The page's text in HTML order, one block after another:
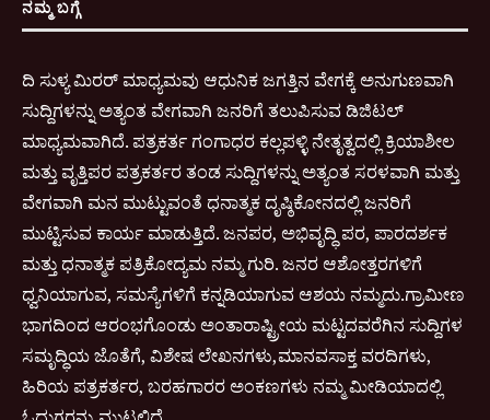
ನಮ್ಮ ಬಗ್ಗೆ
ದಿ ಸುಳ್ಯ ಮಿರರ್ ಮಾಧ್ಯಮವು ಆಧುನಿಕ ಜಗತ್ತಿನ ವೇಗಕ್ಕೆ ಅನುಗುಣವಾಗಿ
ಸುದ್ದಿಗಳನ್ನು ಅತ್ಯಂತ ವೇಗವಾಗಿ ಜನರಿಗೆ ತಲುಪಿಸುವ ಡಿಜಿಟಲ್
ಮಾಧ್ಯಮವಾಗಿದೆ. ಪತ್ರಕರ್ತ ಗಂಗಾಧರ ಕಲ್ಲಪಳ್ಳಿ ನೇತೃತ್ವದಲ್ಲಿ ಕ್ರಿಯಾಶೀಲ
ಮತ್ತು ವೃತ್ತಿಪರ ಪತ್ರಕರ್ತರ ತಂಡ ಸುದ್ದಿಗಳನ್ನು ಅತ್ಯಂತ ಸರಳವಾಗಿ ಮತ್ತು
ವೇಗವಾಗಿ ಮನ ಮುಟ್ಟುವಂತೆ ಧನಾತ್ಮಕ ದೃಷ್ಠಿಕೋನದಲ್ಲಿ ಜನರಿಗೆ
ಮುಟ್ಟಿಸುವ ಕಾರ್ಯ ಮಾಡುತ್ತಿದೆ. ಜನಪರ, ಅಭಿವೃದ್ಧಿ ಪರ, ಪಾರದರ್ಶಕ
ಮತ್ತು ಧನಾತ್ಮಕ ಪತ್ರಿಕೋದ್ಯಮ ನಮ್ಮ ಗುರಿ. ಜನರ ಆಶೋತ್ತರಗಳಿಗೆ
ಧ್ವನಿಯಾಗುವ, ಸಮಸ್ಯೆಗಳಿಗೆ ಕನ್ನಡಿಯಾಗುವ ಆಶಯ ನಮ್ಮದು.ಗ್ರಾಮೀಣ
ಭಾಗದಿಂದ ಆರಂಭಗೊಂಡು ಅಂತಾರಾಷ್ಟ್ರೀಯ ಮಟ್ಟದವರೆಗಿನ ಸುದ್ದಿಗಳ
ಸಮೃದ್ಧಿಯ ಜೊತೆಗೆ, ವಿಶೇಷ ಲೇಖನಗಳು,ಮಾನವಸಾಕ್ತ ವರದಿಗಳು,
ಹಿರಿಯ ಪತ್ರಕರ್ತರ, ಬರಹಗಾರರ ಅಂಕಣಗಳು ನಮ್ಮ ಮೀಡಿಯಾದಲ್ಲಿ